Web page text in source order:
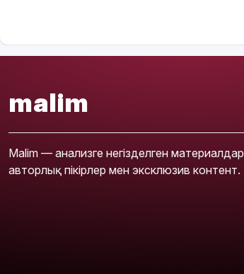
malim
Malim — анализге негізделген материалдар,
авторлық пікірлер мен эксклюзив контент.